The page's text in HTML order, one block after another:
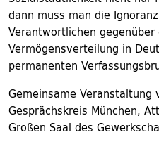
dann muss man die
Verantwortlichen
Vermögensverteilung in
permanenten
Gemeinsame Veranstaltung
Gesprächskreis München,
Großen Saal des